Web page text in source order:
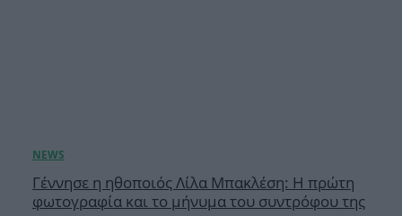
Γέννησε η ηθοποιός Λίλα Μπακλέση: Η πρώτη
φωτογραφία και το μήνυμα του συντρόφου της